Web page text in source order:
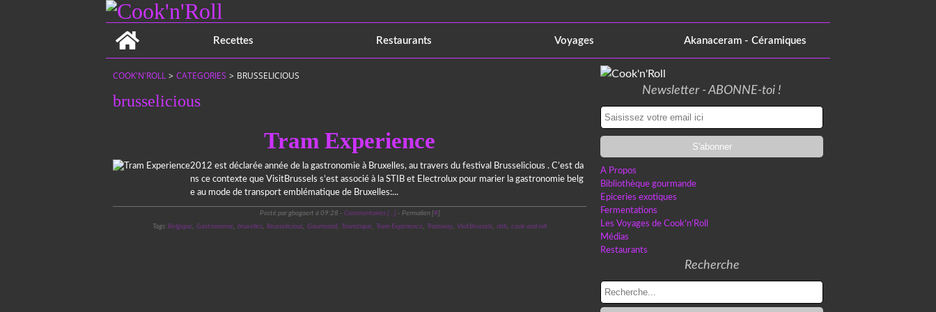
Recettes
Restaurants Voyages Akanaceram - Céramiques
COOK'N'ROLL > CATEGORIES > BRUSSELICIOUS
brusselicious
Tram Experience
2012 est déclarée année de la gastronomie à Bruxelles, au travers du festival Brusselicious . C’est da
ns ce contexte que VisitBrussels s’est associé à la STIB et Electrolux pour marier la gastronomie belg
e au mode de transport emblématique de Bruxelles:...
Posté par gbogaert à 09:28 - Commentaires […]- Permalien [#]
Tags: Belgique, Gastronomie, bruxelles, Brusselicious, Gourmand, Touristique, Tram Experience, Tramway, VisitBrussels, stib, cook and roll
Newsletter - ABONNE-toi !
A Propos
Bibliothèque gourmande
Epiceries exotiques
Fermentations
Les Voyages de Cook'n'Roll
Médias
Restaurants
Recherche